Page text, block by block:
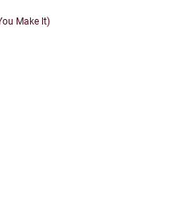
Make It)